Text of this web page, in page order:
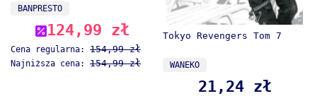
PRODUCENT
BANPRESTO
Cena promocyjna
124,99 zł
Cena regularna: 154,99 zł
Najniższa cena: 154,99 zł
Tokyo Revengers Tom 7
PRODUCENT
WANEKO
Cena
21,24 zł